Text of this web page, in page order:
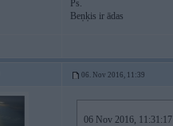
Ps.
Beņķis ir ādas
06. Nov 2016, 11:39
06 Nov 2016, 11:31:17